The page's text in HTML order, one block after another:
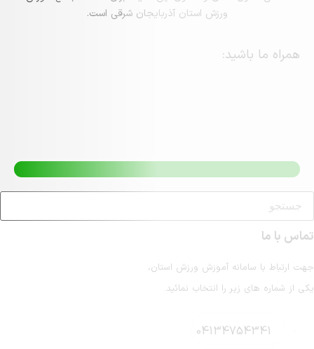
ورزش استان آذربایجان شرقی است.
آموزش ورزش استان،
را انتخاب نمائید.